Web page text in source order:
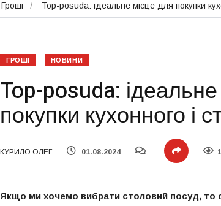
Гроші Top-posuda: ідеальне місце для покупки
ГРОШІ НОВИНИ
Top-posuda:
покупки кухонного і
КУРИЛО ОЛЕГ 01.08.2024
Якщо ми хочемо вибрати столовий посуд, то